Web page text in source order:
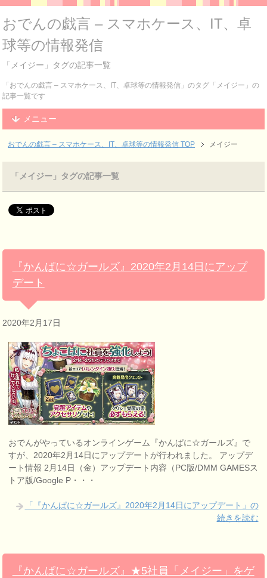
おでんの戯言 – スマホケース、IT、卓
球等の情報発信
「メイジー」タグの記事一覧
「おでんの戯言 – スマホケース、IT、卓球等の情報発信」のタグ「メイジー」の
記事一覧です
メニュー
おでんの戯言 – スマホケース、IT、卓球等の情報発信 TOP メイジー
「メイジー」タグの記事一覧
『かんぱに☆ガールズ』2020年2月14日にアップ
デート
2020年2月17日
おでんがやっているオンラインゲーム『かんぱに☆ガールズ』で
すが、2020年2月14日にアップデートが行われました。 アップデ
ート情報 2月14日（金）アップデート内容（PC版/DMM GAMESス
トア版/Google P・・・
「『かんぱに☆ガールズ』2020年2月14日にアップデート」の
続きを読む
『かんぱに☆ガールズ』★5社員「メイジー」をゲ